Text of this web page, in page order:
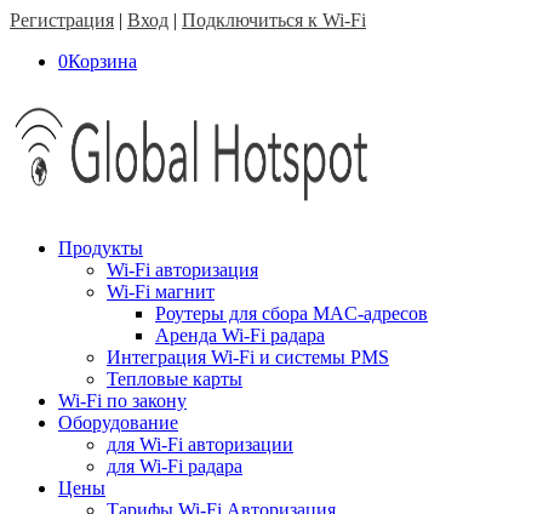
Регистрация | Вход | Подключиться к Wi-Fi
0Корзина
Продукты
Wi-Fi авторизация
Wi-Fi магнит
Роутеры для сбора MAC-адресов
Аренда Wi-Fi радара
Интеграция Wi-Fi и системы PMS
Тепловые карты
Wi-Fi по закону
Оборудование
для Wi-Fi авторизации
для Wi-Fi радара
Цены
Тарифы Wi-Fi Авторизация